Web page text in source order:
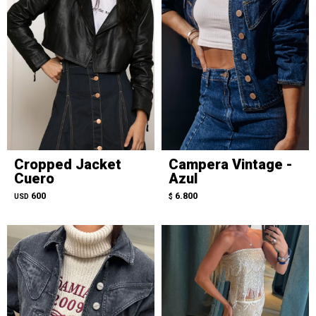
Cropped Jacket
Cuero
USD 600
Campera Vintage -
Azul
$ 6.800